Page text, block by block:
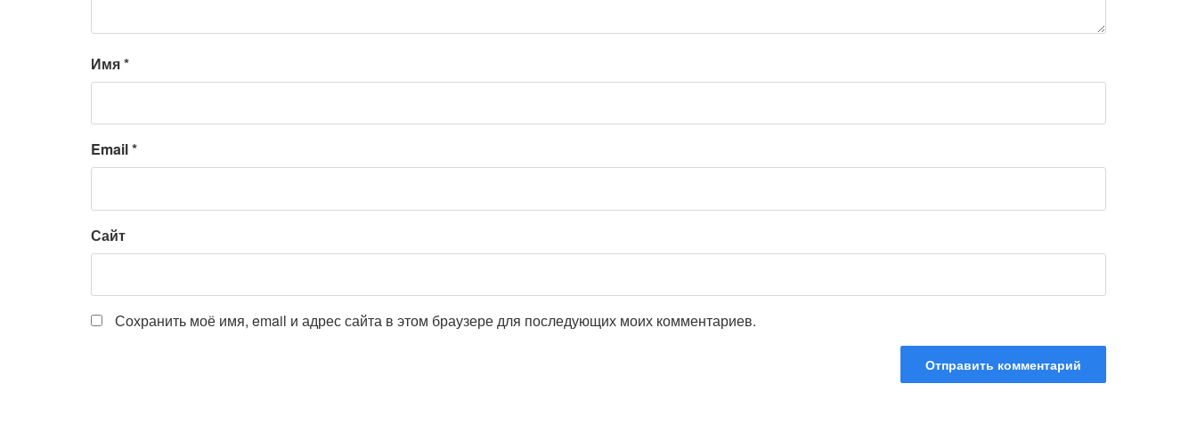
Имя*
Email*
Сайт
Сохранить моё имя, email и адрес сайта в этом браузере для последующих моих комментариев.